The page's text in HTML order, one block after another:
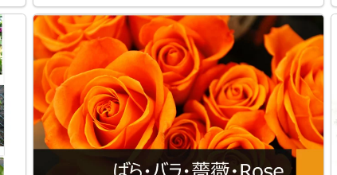
リ、ワタ、ツユクサ、ナツツバキ、ノウゼ
ンカツラ、ノカンゾウ、野牡丹、ヤノネボ
ンテンカ、マツヨイグサ、月見草各種、オ
クラ、ローゼル、ミョウガ、ムラサキゴテ
ン、ゼンテイカ、ヒオウギ、ハナスベリヒ
ユ、パッショ